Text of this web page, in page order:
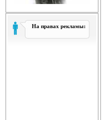
На правах рекламы: